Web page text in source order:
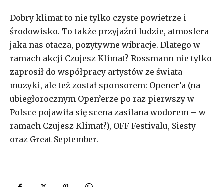
Dobry klimat to nie tylko czyste powietrze i
środowisko. To także przyjaźni ludzie, atmosfera
jaka nas otacza, pozytywne wibracje. Dlatego w
ramach akcji Czujesz Klimat? Rossmann nie tylko
zaprosił do współpracy artystów ze świata
muzyki, ale też został sponsorem: Opener’a (na
ubiegłorocznym Open’erze po raz pierwszy w
Polsce pojawiła się scena zasilana wodorem – w
ramach Czujesz Klimat?), OFF Festivalu, Siesty
oraz Great September.